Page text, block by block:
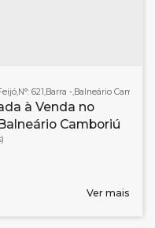
à Venda no
Camboriú
,N°: 621,Barra ,Balneário Camboriú
Ver mais